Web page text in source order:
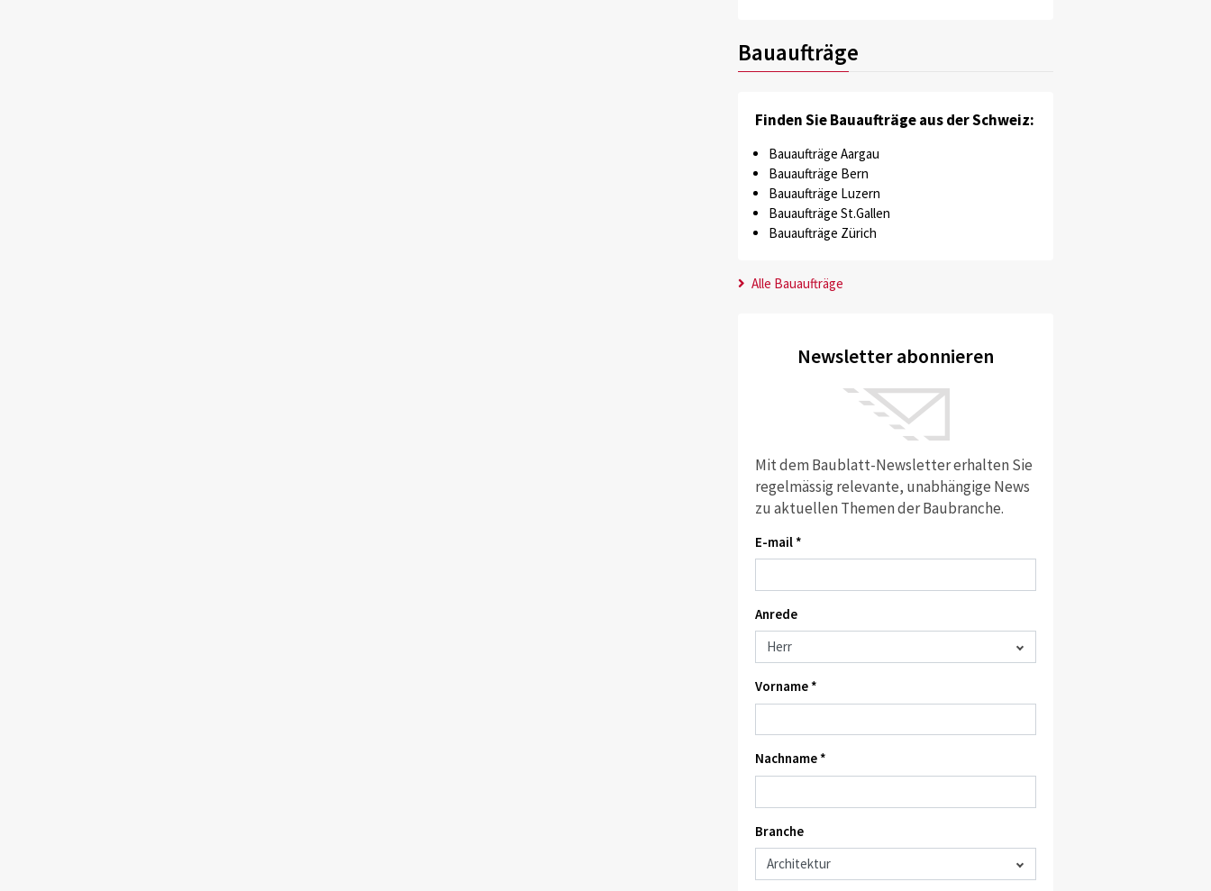
Bauaufträge
Finden Sie Bauaufträge aus der Schweiz:
Bauaufträge Aargau
Bauaufträge Bern
Bauaufträge Luzern
Bauaufträge St.Gallen
Bauaufträge Zürich
Alle Bauaufträge
Newsletter abonnieren
Mit dem Baublatt-Newsletter erhalten Sie
regelmässig relevante, unabhängige News
zu aktuellen Themen der Baubranche.
E-mail *
Anrede
Vorname *
Nachname *
Branche